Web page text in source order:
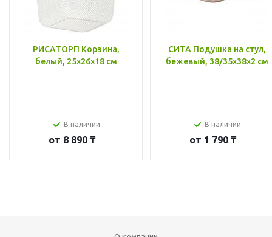
РИСАТОРП Корзина,
белый, 25x26x18 см
В наличии
от 8 890 ₸
СИТА Подушка на стул,
бежевый, 38/35x38x2 см
В наличии
от 1 790 ₸